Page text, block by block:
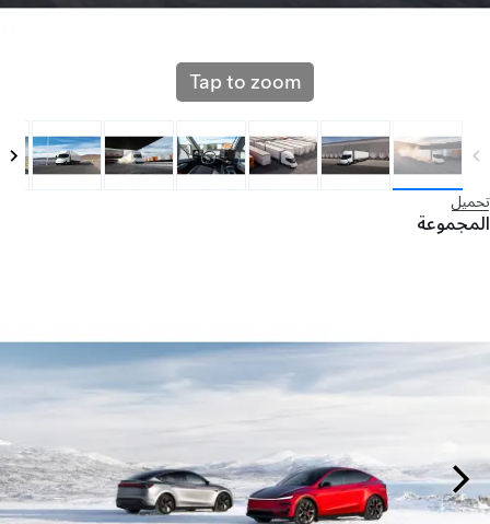
Tap to zoom
تحميل
المجموعة